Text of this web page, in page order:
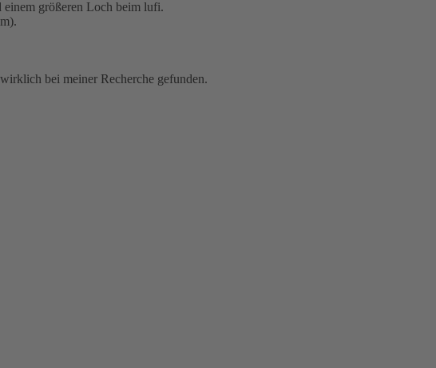
einem größeren Loch beim lufi.
bei meiner Recherche gefunden.